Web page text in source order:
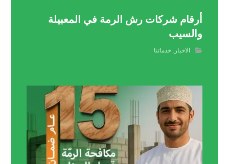
أرقام شركات رش الرمة في المعبيلة
والسيب
الاخبار ,خدماتنا